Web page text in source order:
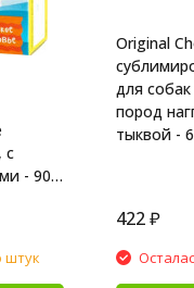
с
- 90
штук
Original
для
пород
тыквой -
422₽